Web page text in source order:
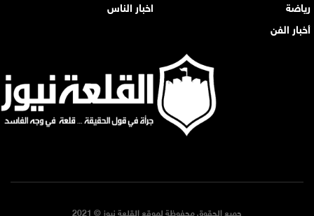
رياضة
اخبار الناس
أخبار الفن
جميع الحقوق محفوظة لموقع القلعة نيوز © 2021